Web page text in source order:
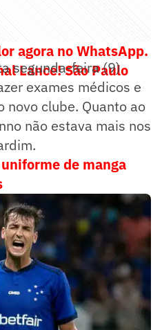
agora no WhatsApp.
Lance! São Paulo
segunda-feira (9)
exames médicos e
novo clube. Quanto ao
não estava mais nos
de manga